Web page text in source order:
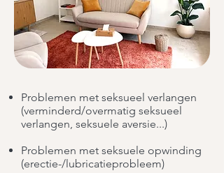
Problemen met seksueel verlangen
(verminderd/overmatig seksueel
verlangen, seksuele aversie...)
Problemen met seksuele opwinding
(erectie-/lubricatieprobleem)